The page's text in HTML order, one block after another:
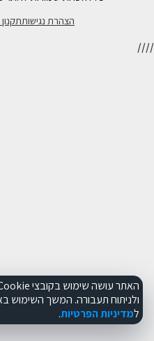
הצהרת נגישות
//
//
ולניתוח תעבורה. המשך השימוש
למדיניות הפרטיות.